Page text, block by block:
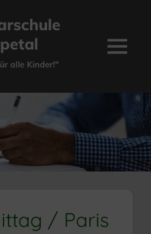
Menü
/ Paris